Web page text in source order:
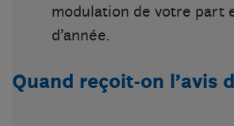
modulation de votre part
d’année.
Quand reçoit-on l’avis